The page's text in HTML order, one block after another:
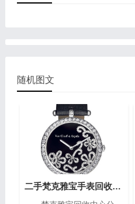
随机图文
二手梵克雅宝手表回收大概在多少?(梵克雅宝高价回收指南)